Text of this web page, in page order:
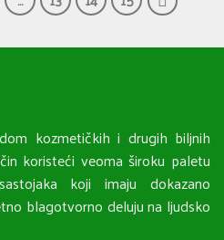
kozmetičkih i drugih biljnih
koristeći veoma široku paletu
koji imaju dokazano
blagotvorno deluju na ljudsko